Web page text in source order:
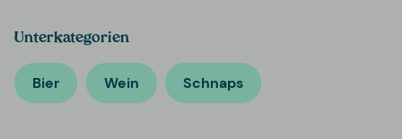
Unterkategorien
Bier Wein Schnaps